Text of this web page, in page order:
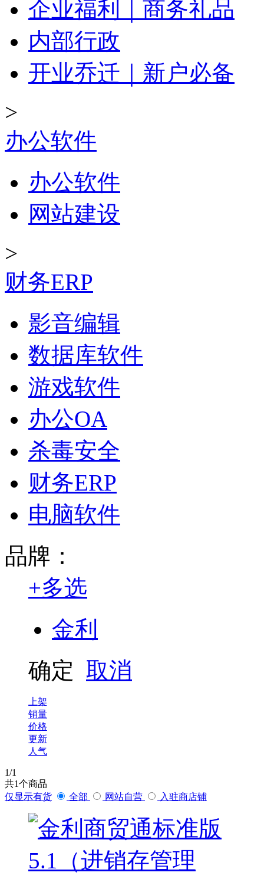
企业福利｜商务礼品
内部行政
开业乔迁｜新户必备
>
办公软件
办公软件
网站建设
>
财务ERP
影音编辑
数据库软件
游戏软件
办公OA
杀毒安全
财务ERP
电脑软件
品牌：
+多选
金利
确定 取消
上架
销量
价格
更新
人气
1/1
共1个商品
仅显示有货
全部 网站自营 入驻商店铺